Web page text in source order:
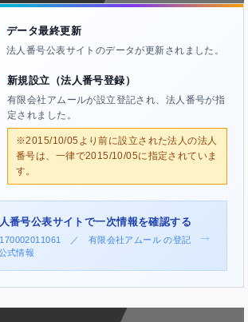
データ最終更新
法人番号公表サイトのデータが更新されました。
新規設立（法人番号登録）
有限会社アムールが設立登記され、法人番号が指
定されました。
※2015/10/05より前に設立された法人の法人
番号は、一律で2015/10/05に指定されていま
す。
番号公表サイトで一次情報を確認する
／ 有限会社アムール の登記
式情報
→